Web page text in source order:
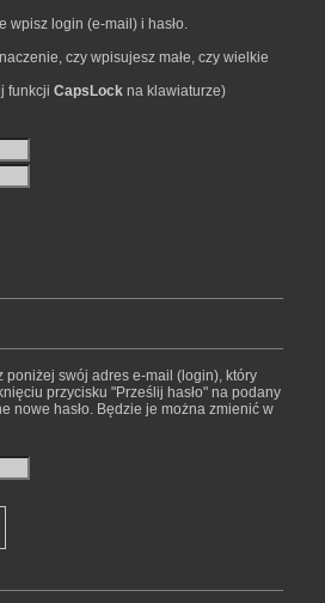
wpisz login (e-mail) i hasło.
czy wpisujesz małe, czy wielkie
funkcji CapsLock na klawiaturze)
poniżej swój adres e-mail (login), który
przycisku "Prześlij hasło" na podany
nowe hasło. Będzie je można zmienić w